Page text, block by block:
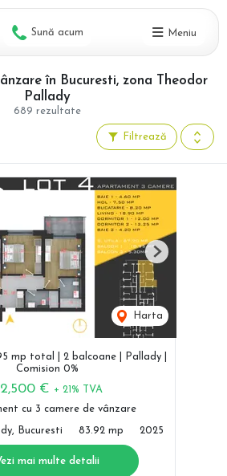
Sună acum Meniu
689 rezultate
în Bucuresti, zona Theodor
Pallady
Filtrează
Harta
Next
mp total | 2 balcoane | Pallady |
Comision 0%
€ + 21% TVA
cu 3 camere de vânzare
Bucuresti 83.92 mp 2025
mai multe detalii